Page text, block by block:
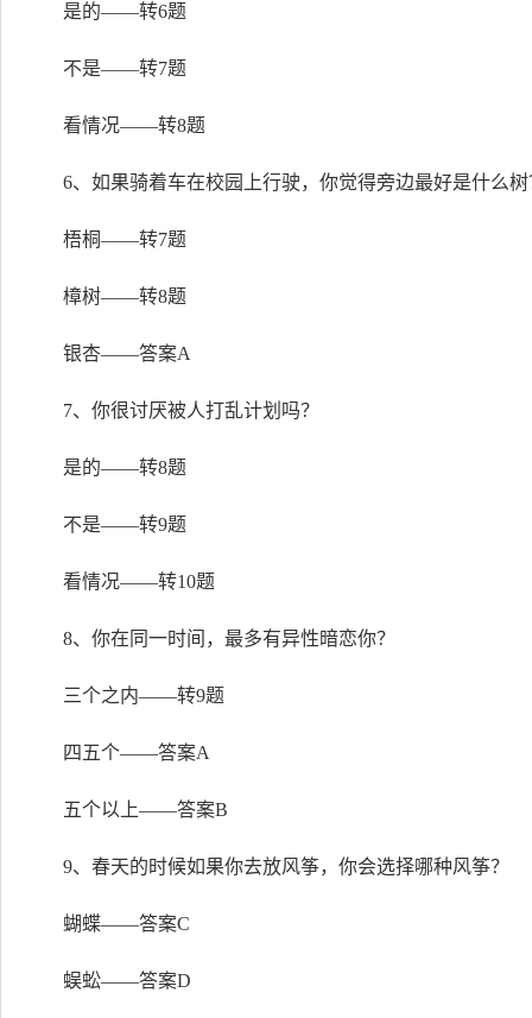
是的——转6题
不是——转7题
看情况——转8题
6、如果骑着车在校园上行驶，你觉得旁边最好是什么树
梧桐——转7题
樟树——转8题
银杏——答案A
7、你很讨厌被人打乱计划吗？
是的——转8题
不是——转9题
看情况——转10题
8、你在同一时间，最多有异性暗恋你？
三个之内——转9题
四五个——答案A
五个以上——答案B
9、春天的时候如果你去放风筝，你会选择哪种风筝？
蝴蝶——答案C
蜈蚣——答案D